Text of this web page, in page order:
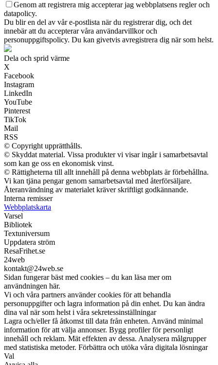
Genom att registrera mig accepterar jag webbplatsens regler och
datapolicy.
Du blir en del av vår e-postlista när du registrerar dig, och det
innebär att du accepterar våra användarvillkor och
personuppgiftspolicy. Du kan givetvis avregistrera dig när som helst.
Dela och sprid värme
X
Facebook
Instagram
LinkedIn
YouTube
Pinterest
TikTok
Mail
RSS
© Copyright upprätthålls.
© Skyddat material. Vissa produkter vi visar ingår i samarbetsavtal
som kan ge oss en ekonomisk vinst.
© Rättigheterna till allt innehåll på denna webbplats är förbehållna.
Vi kan tjäna pengar genom samarbetsavtal med återförsäljare.
Återanvändning av materialet kräver skriftligt godkännande.
Interna remisser
Webbplatskarta
Varsel
Bibliotek
Textuniversum
Uppdatera ström
ResaFrihet.se
24web
kontakt@24web.se
Sidan fungerar bäst med cookies – du kan läsa mer om
användningen här.
Vi och våra partners använder cookies för att behandla
personuppgifter och lagra information på din enhet. Du kan ändra
dina val när som helst i våra sekretessinställningar
Lagra och/eller få åtkomst till data från enheten. Använd minimal
information för att välja annonser. Bygg profiler för personligt
innehåll och reklam. Mät effekten av dessa. Analysera målgrupper
med statistiska metoder. Förbättra och utöka våra digitala lösningar
Val